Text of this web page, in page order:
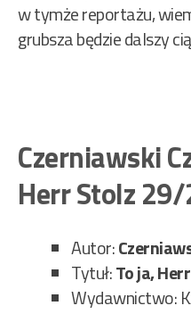
w tymże reportażu,
grubsza będzie dalszy
Czerniawski
Herr Stolz
Autor:
Tytuł:To ja,
Wydawnictwo: